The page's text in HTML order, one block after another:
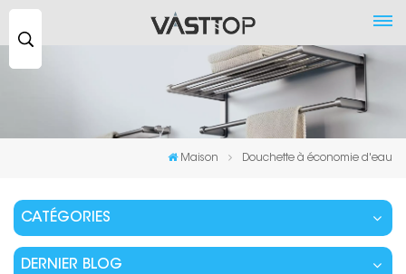
Maison Douchette à économie d'eau
CATÉGORIES
DERNIER BLOG